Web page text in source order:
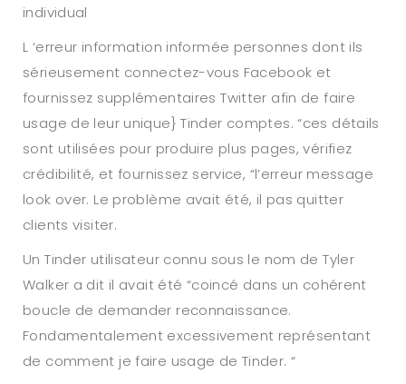
individual
L ‘erreur information informée personnes dont ils
sérieusement connectez-vous Facebook et
fournissez supplémentaires Twitter afin de faire
usage de leur unique} Tinder comptes. “ces détails
sont utilisées pour produire plus pages, vérifiez
crédibilité, et fournissez service, “l’erreur message
look over. Le problème avait été, il pas quitter
clients visiter.
Un Tinder utilisateur connu sous le nom de Tyler
Walker a dit il avait été “coincé dans un cohérent
boucle de demander reconnaissance.
Fondamentalement excessivement représentant
de comment je faire usage de Tinder. “